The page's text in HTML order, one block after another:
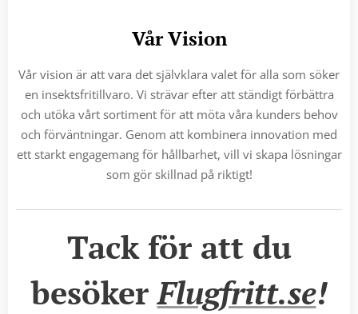
Vår Vision
Vår vision är att vara det självklara valet för alla som söker
en insektsfritillvaro. Vi strävar efter att ständigt förbättra
och utöka vårt sortiment för att möta våra kunders behov
och förväntningar. Genom att kombinera innovation med
ett starkt engagemang för hållbarhet, vill vi skapa lösningar
som gör skillnad på riktigt!
Tack för att du
besökerFlugfritt.se!